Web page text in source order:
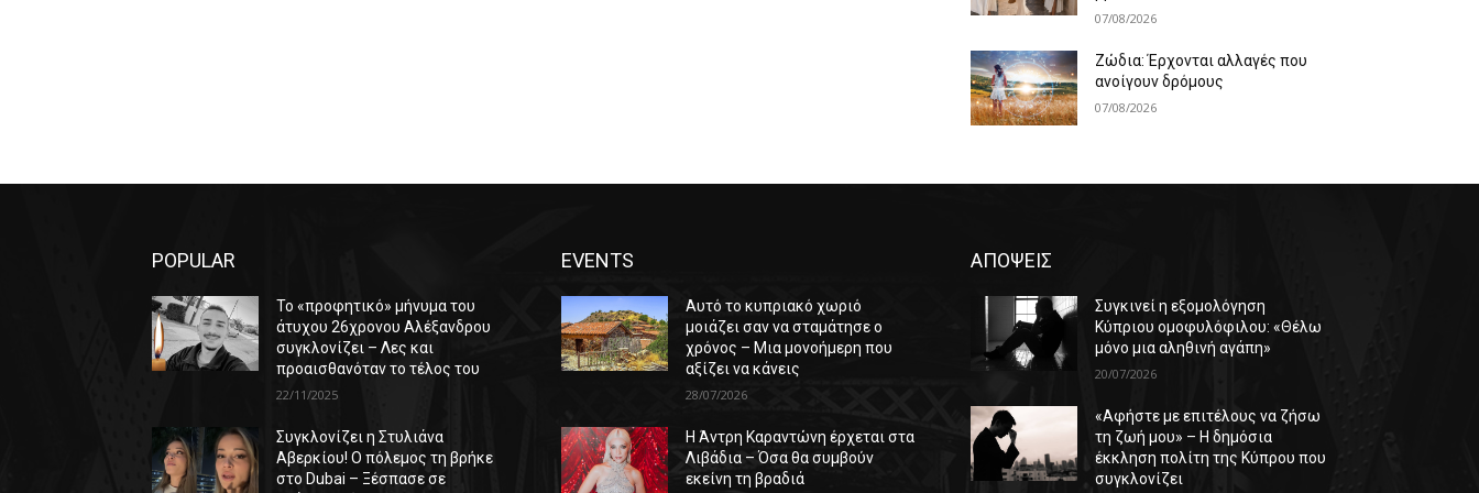
07/08/2026
Ζώδια: Έρχονται αλλαγές που
ανοίγουν δρόμους
07/08/2026
POPULAR
Το «προφητικό» μήνυμα του
άτυχου 26χρονου Αλέξανδρου
συγκλονίζει – Λες και
προαισθανόταν το τέλος του
22/11/2025
Συγκλονίζει η Στυλιάνα
Αβερκίου! Ο πόλεμος τη βρήκε
στο Dubai – Ξέσπασε σε
EVENTS
Αυτό το κυπριακό χωριό
μοιάζει σαν να σταμάτησε ο
χρόνος – Μια μονοήμερη που
αξίζει να κάνεις
28/07/2026
Η Άντρη Καραντώνη έρχεται στα
Λιβάδια – Όσα θα συμβούν
εκείνη τη βραδιά
ΑΠΟΨΕΙΣ
Συγκινεί η εξομολόγηση
Κύπριου ομοφυλόφιλου: «Θέλω
μόνο μια αληθινή αγάπη»
20/07/2026
«Αφήστε με επιτέλους να ζήσω
τη ζωή μου» – Η δημόσια
έκκληση πολίτη της Κύπρου που
συγκλονίζει